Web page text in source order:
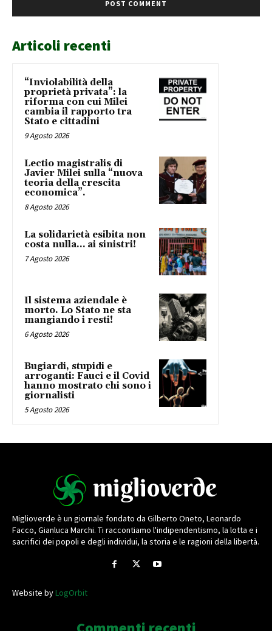
Articoli recenti
“Inviolabilità della
proprietà privata”: la
riforma con cui Milei
cambia il rapporto tra
Stato e cittadini
9 Agosto 2026
Lectio magistralis di
Javier Milei sulla “nuova
teoria della crescita
economica”.
8 Agosto 2026
La solidarietà esibita non
costa nulla… ai sinistri!
7 Agosto 2026
Il sistema aziendale è
morto. Lo Stato ne sta
mangiando i resti!
6 Agosto 2026
Bugiardi, stupidi e
arroganti: Fauci e il Covid
hanno mostrato chi sono i
giornalisti
5 Agosto 2026
Miglioverde è un giornale fondato da Gilberto Oneto, Leonardo
Facco, Gianluca Marchi. Ti raccontiamo l'indipendentismo, la lotta e i
sacrifici dei popoli e degli individui, la storia e le ragioni della libertà.
Website byLogOrbit